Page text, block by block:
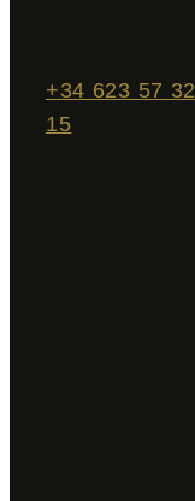
+34 623 57 32
15